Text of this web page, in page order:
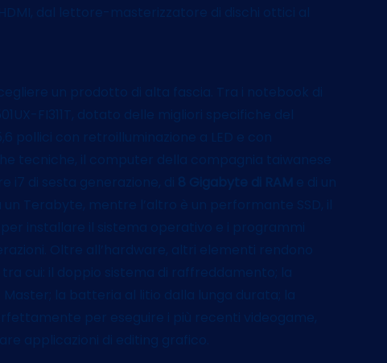
dal lettore-masterizzatore di dischi ottici al
un prodotto di alta fascia. Tra i notebook di
FI311T, dotato delle migliori specifiche del
pollici con retroilluminazione a LED e con
tecniche, il computer della compagnia taiwanese
i7 di sesta generazione, di
8 Gigabyte di RAM
e di un
Terabyte, mentre l’altro è un performante SSD, il
per installare il sistema operativo e i programmi
Oltre all’hardware, altri elementi rendono
cui: il doppio sistema di raffreddamento; la
la batteria al litio dalla lunga durata; la
per eseguire i più recenti videogame,
applicazioni di editing grafico.